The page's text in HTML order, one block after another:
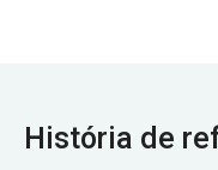
História de